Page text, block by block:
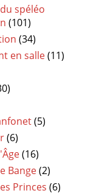
spéléo
(101)
(34)
en salle(11)
(5)
(6)
(16)
Bange(2)
Princes (6)